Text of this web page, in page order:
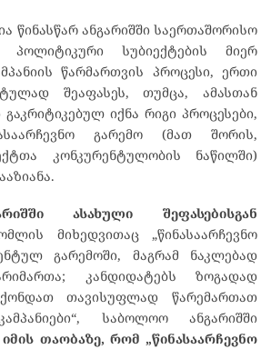
წინასწარ ანგარიშში საერთაშორისო
პოლიტიკური სუბიექტების მიერ
წარმართვის პროცესი, ერთი
შეაფასეს, თუმცა, ამასთან
იქნა რიგი პროცესები,
გარემო (მათ შორის,
კონკურენტულობის ნაწილში)
ასახული შეფასებისგან
მიხედვითაც „წინასაარჩევნო
გარემოში, მაგრამ ნაკლებად
კანდიდატებს ზოგადად
თავისუფლად წარემართათ
საბოლოო ანგარიშში
იმის თაობაზე, რომ „წინასაარჩევნო